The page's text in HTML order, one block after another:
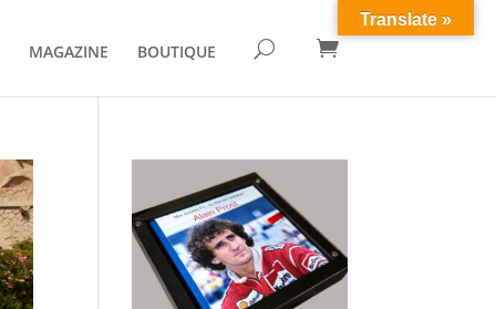
MAGAZINE BOUTIQUE U 
Translate »